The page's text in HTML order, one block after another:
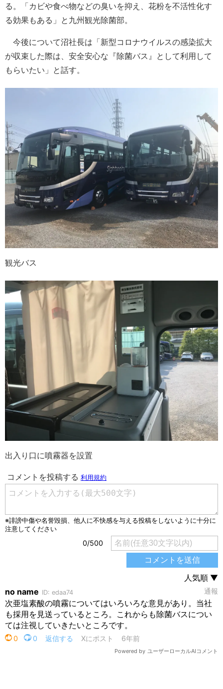
る。「カビや食べ物などの臭いを抑え、花粉を不活性化す
る効果もある」と九州観光除菌部。
今後について沼社長は「新型コロナウイルスの感染拡大
が収束した際は、安全安心な『除菌バス』として利用して
もらいたい」と話す。
観光バス
出入り口に噴霧器を設置